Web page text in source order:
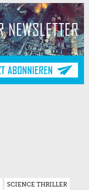
SCIENCE THRILLER